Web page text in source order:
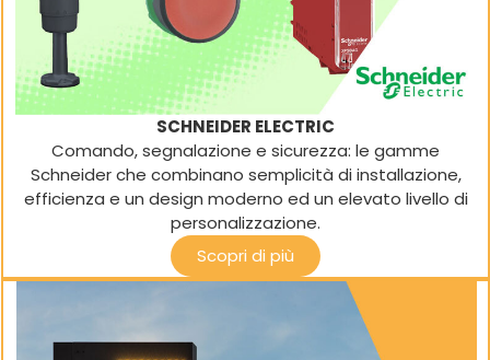
SCHNEIDER ELECTRIC
Comando, segnalazione e sicurezza: le gamme
Schneider che combinano semplicità di installazione,
efficienza e un design moderno ed un elevato livello di
personalizzazione.
Scopri di più